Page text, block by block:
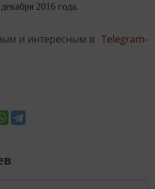
2016 года.
и интересным в Telegram-